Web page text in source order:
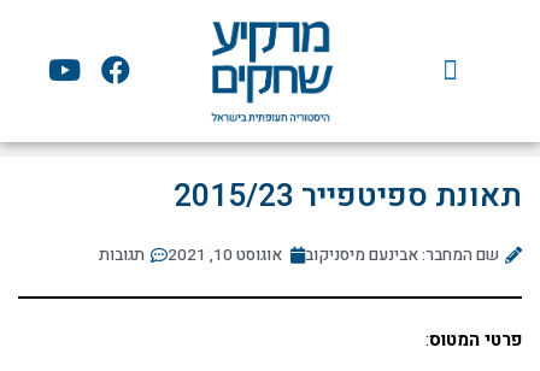
F
a
e
k
Y
o
t
תאונת ספיטפייר 2015/23
שם המחבר: אבינעם מיסניקוב אוגוסט 10, 2021 תגובות
פרטי המטוס: